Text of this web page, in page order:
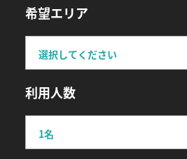
希望エリア
利用人数